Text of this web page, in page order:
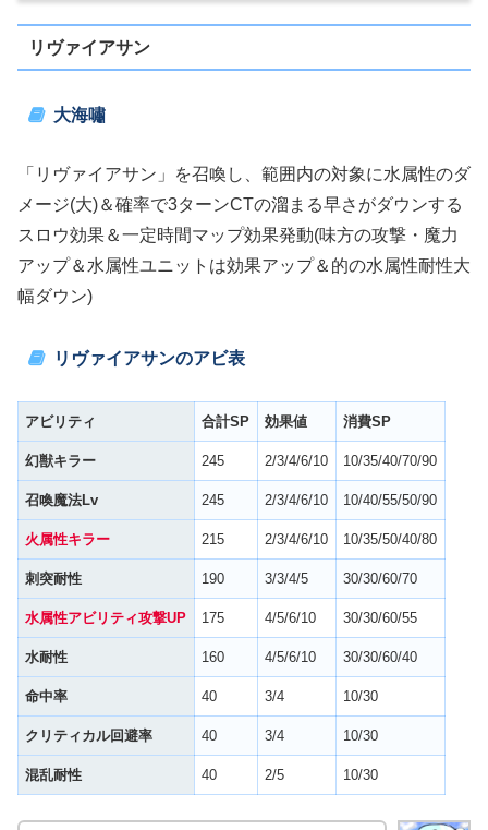
リヴァイアサン
大海嘯
「リヴァイアサン」を召喚し、範囲内の対象に水属性のダ
メージ(大)＆確率で3ターンCTの溜まる早さがダウンする
スロウ効果＆一定時間マップ効果発動(味方の攻撃・魔力
アップ＆水属性ユニットは効果アップ＆的の水属性耐性大
幅ダウン)
リヴァイアサンのアビ表
アビリティ 合計SP 効果値 消費SP
幻獣キラー 245 2/3/4/6/10 10/35/40/70/90
召喚魔法Lv 245 2/3/4/6/10 10/40/55/50/90
火属性キラー 215 2/3/4/6/10 10/35/50/40/80
刺突耐性 190 3/3/4/5 30/30/60/70
水属性アビリティ攻撃UP 175 4/5/6/10 30/30/60/55
水耐性 160 4/5/6/10 30/30/60/40
命中率 40 3/4 10/30
クリティカル回避率 40 3/4 10/30
混乱耐性 40 2/5 10/30